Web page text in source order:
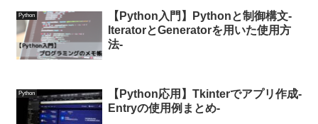
Python
【Python入門】Pythonと制御構文-
IteratorとGeneratorを用いた使用方
法-
Python
【Python応用】Tkinterでアプリ作成-
Entryの使用例まとめ-